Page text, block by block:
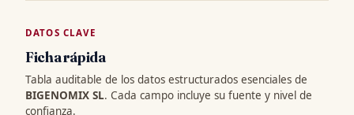
DATOS CLAVE
Ficha rápida
Tabla auditable de los datos estructurados esenciales de
BIGENOMIX SL. Cada campo incluye su fuente y nivel de
confianza.